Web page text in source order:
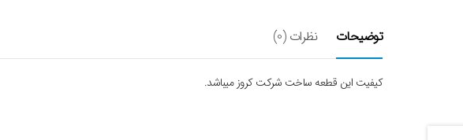
توضیحات نظرات (0)
کیفیت این قطعه ساخت شرکت کروز میباشد.